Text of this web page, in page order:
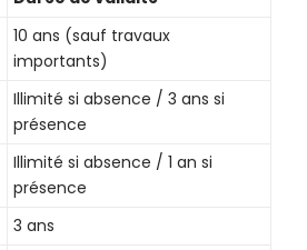
10 ans (sauf travaux
importants)
Illimité si absence / 3 ans si
présence
Illimité si absence / 1 an si
présence
3 ans